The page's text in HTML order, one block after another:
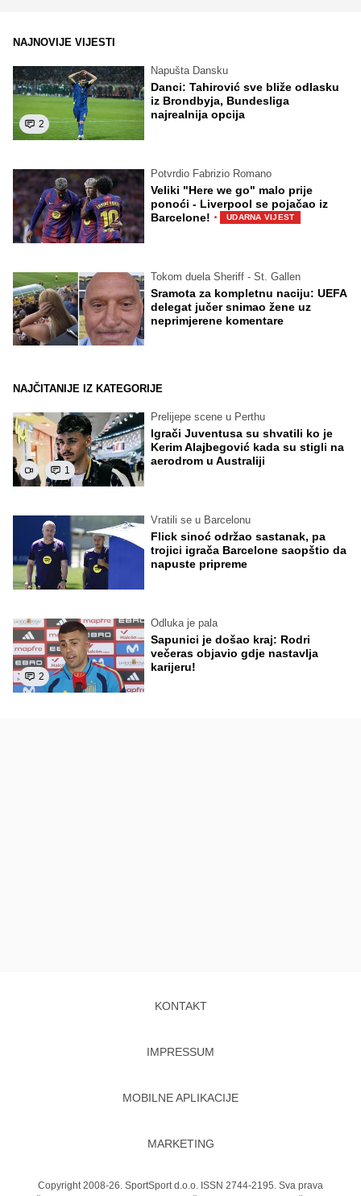
NAJNOVIJE VIJESTI
2
Napušta Dansku
Danci: Tahirović sve bliže odlasku
iz Brondbyja, Bundesliga
najrealnija opcija
Potvrdio Fabrizio Romano
Veliki "Here we go" malo prije
ponoći - Liverpool se pojačao iz
Barcelone! · UDARNA VIJEST
Tokom duela Sheriff - St. Gallen
Sramota za kompletnu naciju: UEFA
delegat jučer snimao žene uz
neprimjerene komentare
NAJČITANIJE IZ KATEGORIJE
1
Prelijepe scene u Perthu
Igrači Juventusa su shvatili ko je
Kerim Alajbegović kada su stigli na
aerodrom u Australiji
Vratili se u Barcelonu
Flick sinoć održao sastanak, pa
trojici igrača Barcelone saopštio da
napuste pripreme
2
Odluka je pala
Sapunici je došao kraj: Rodri
večeras objavio gdje nastavlja
karijeru!
KONTAKT
IMPRESSUM
MOBILNE APLIKACIJE
MARKETING
Copyright 2008-26. SportSport d.o.o. ISSN 2744-2195. Sva prava